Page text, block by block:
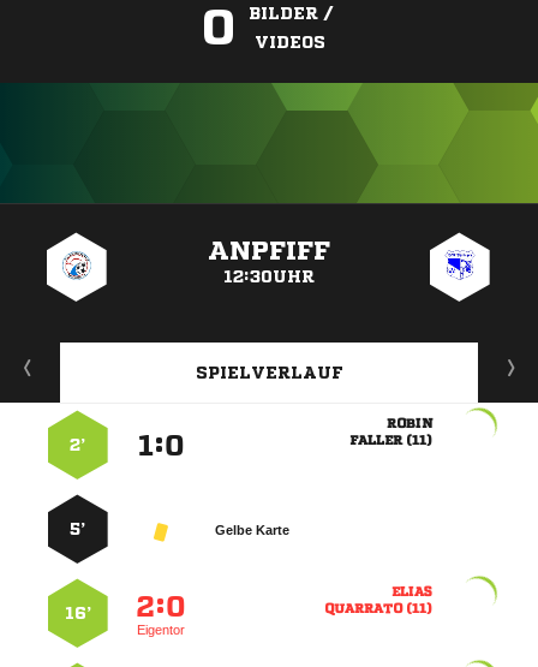
0
BILDER /
VIDEOS
ANPFIFF
12:30UHR
SPIELVERLAUF

 
:
2’
Gelbe Karte
5’

 
:
Eigentor
16’